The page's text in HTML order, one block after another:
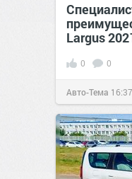
Largus
0 0
Авто-Тема 16:37